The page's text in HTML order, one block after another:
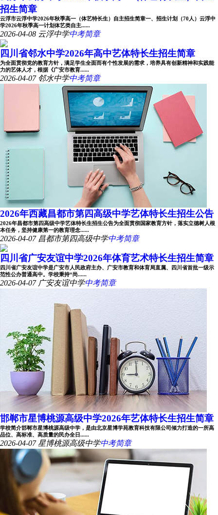
招生简章
云浮市云浮中学2026年秋季高一（体艺特长生）自主招生简章一、招生计划（70人）云浮中
学2026年秋季高一计划体艺类自主......
2026-04-08 云浮中学中考简章
四川省邻水中学2026年高中艺体特长生招生简章
为全面贯彻党的教育方针，满足学生全面而有个性发展的需求，培养具有创新精神和实践能
力的艺体人才，根据《广安市教育......
2026-04-07 邻水中学中考简章
2026年西藏昌都市第四高级中学艺体特长生招生公告
2026年昌都市第四高级中学艺体特长生招生公告为全面贯彻国家教育方针，落实立德树人根
本任务，坚持健康第一的教育理念......
2026-04-07 昌都市第四高级中学中考简章
四川省广安友谊中学2026年体育艺术特长生招生简章
四川省广安友谊中学是广安市人民政府主办、广安市教育和体育局直属、四川省首批一级示
范性公办普通高中。学校秉持“尚......
2026-04-07 广安友谊中学中考简章
邯郸市星博桃源高级中学2026年艺体特长生招生简章
学校简介邯郸市星博桃源高级中学，是由北京星博学苑教育科技有限公司倾力打造的一所高
品位、高标准、高质量的民办全日......
2026-04-07 星博桃源高级中学中考简章